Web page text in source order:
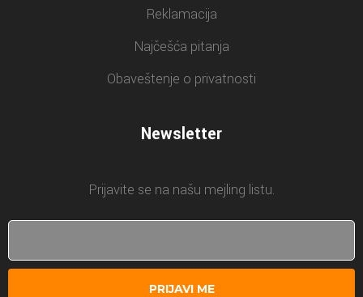
Reklamacija
Najčešća pitanja
Obaveštenje o privatnosti
Newsletter
Prijavite se na našu mejling listu.
PRIJAVI ME